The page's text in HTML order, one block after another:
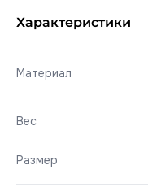
Характеристики
Материал
Вес
Размер